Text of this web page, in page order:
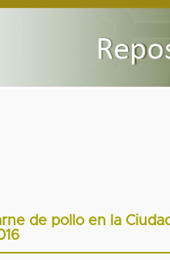
de pollo en la